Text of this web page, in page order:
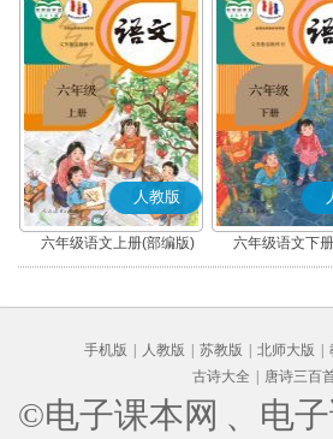
人教版
六年级语文上册(部编版) 六年级语文下
手机版 人教版 苏教版 北师大版
古诗大全
唐诗三百
©电子课本网 、电